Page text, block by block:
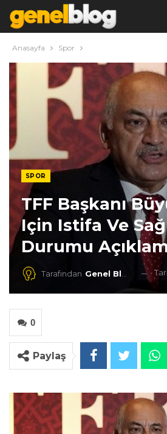
Anasayfa Spor
SPOR
TFF Başkanı
Için Istifa Ve
Durumu
Tarafından Genel Blog
0
Paylaş